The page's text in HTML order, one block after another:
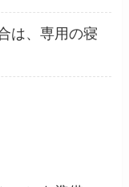
は、専用の寝